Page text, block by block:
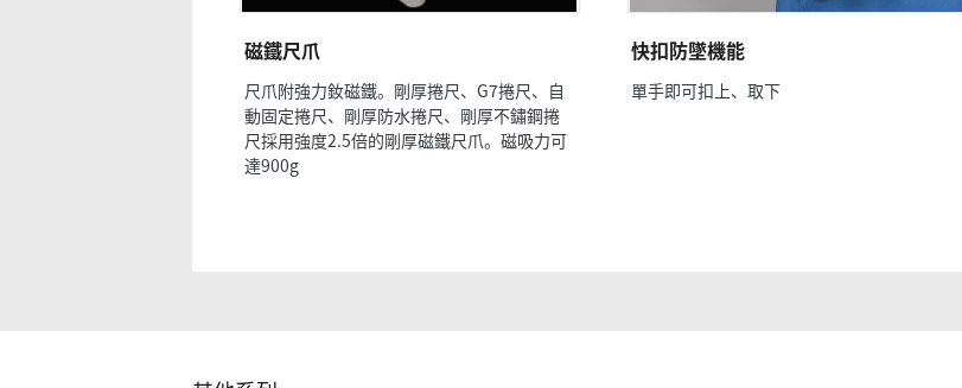
磁鐵尺爪
尺爪附強力釹磁鐵。剛厚捲尺、G7捲尺、自
動固定捲尺、剛厚防水捲尺、剛厚不鏽鋼捲
尺採用強度2.5倍的剛厚磁鐵尺爪。磁吸力可
達900g
快扣防墜機能
單手即可扣上、取下